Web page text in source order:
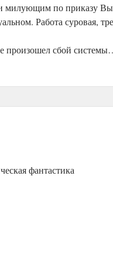
милующим по приказу
Работа суровая,
произошел сбой
фантастика